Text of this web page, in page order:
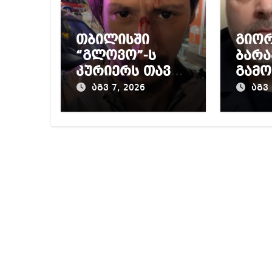
თბილისში
“გლოვო”-ს
კურიერს თავს
დაესხნენ
აგვ 7, 2026 აგვ